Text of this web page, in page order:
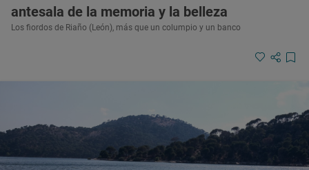
antesala de la memoria y la belleza
Los fiordos de Riaño (León), más que un columpio y un banco